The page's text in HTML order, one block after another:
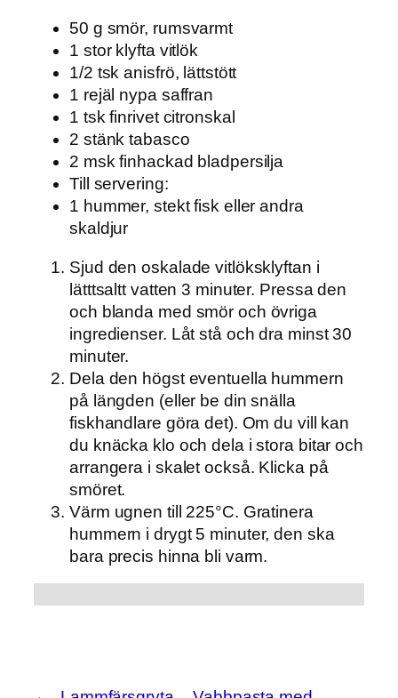
50 g smör, rumsvarmt
1 stor klyfta vitlök
1/2 tsk anisfrö, lättstött
1 rejäl nypa saffran
1 tsk finrivet citronskal
2 stänk tabasco
2 msk finhackad bladpersilja
Till servering:
1 hummer, stekt fisk eller andra
skaldjur
Sjud den oskalade vitlöksklyftan i
lätttsaltt vatten 3 minuter. Pressa den
och blanda med smör och övriga
ingredienser. Låt stå och dra minst 30
minuter.
Dela den högst eventuella hummern
på längden (eller be din snälla
fiskhandlare göra det). Om du vill kan
du knäcka klo och dela i stora bitar och
arrangera i skalet också. Klicka på
smöret.
Värm ugnen till 225°C. Gratinera
hummern i drygt 5 minuter, den ska
bara precis hinna bli varm.